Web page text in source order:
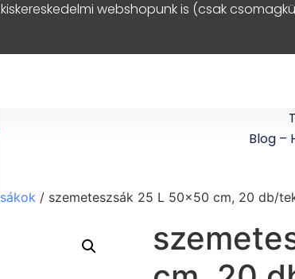
webshopunk is (csak
Blog –
/ szemeteszsák 25 L 50×50 cm, 20 db/